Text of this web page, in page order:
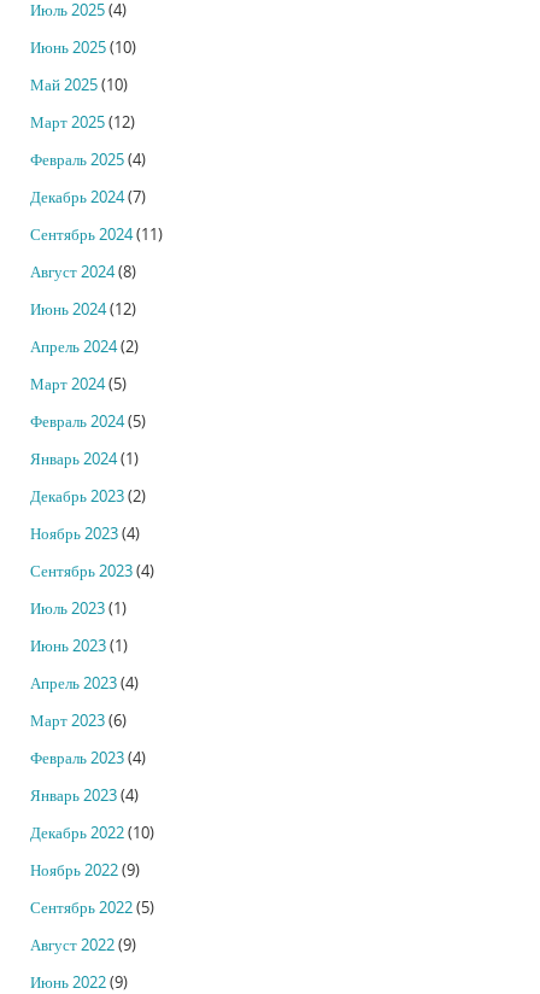
Июль 2025(4)
Июнь 2025(10)
Май 2025(10)
Март 2025(12)
Февраль 2025(4)
Декабрь 2024(7)
Сентябрь 2024(11)
Август 2024(8)
Июнь 2024(12)
Апрель 2024(2)
Март 2024(5)
Февраль 2024(5)
Январь 2024(1)
Декабрь 2023(2)
Ноябрь 2023(4)
Сентябрь 2023(4)
Июль 2023(1)
Июнь 2023(1)
Апрель 2023(4)
Март 2023(6)
Февраль 2023(4)
Январь 2023(4)
Декабрь 2022(10)
Ноябрь 2022(9)
Сентябрь 2022(5)
Август 2022(9)
Июнь 2022(9)